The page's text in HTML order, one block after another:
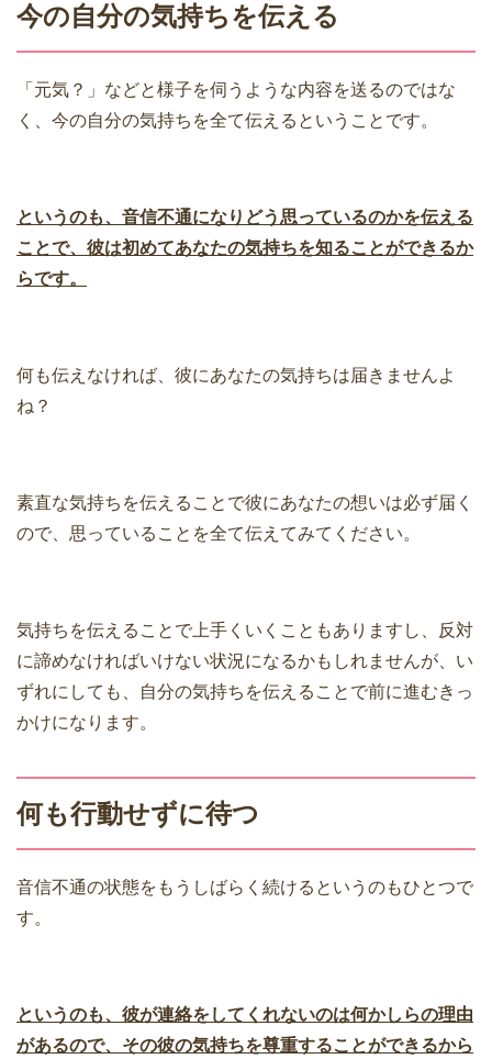
今の自分の気持ちを伝える
「元気？」などと様子を伺うような内容を送るのではな
く、今の自分の気持ちを全て伝えるということです。
というのも、音信不通になりどう思っているのかを伝える
ことで、彼は初めてあなたの気持ちを知ることができるか
らです。
何も伝えなければ、彼にあなたの気持ちは届きませんよ
ね？
素直な気持ちを伝えることで彼にあなたの想いは必ず届く
ので、思っていることを全て伝えてみてください。
気持ちを伝えることで上手くいくこともありますし、反対
に諦めなければいけない状況になるかもしれませんが、い
ずれにしても、自分の気持ちを伝えることで前に進むきっ
かけになります。
何も行動せずに待つ
音信不通の状態をもうしばらく続けるというのもひとつで
す。
というのも、彼が連絡をしてくれないのは何かしらの理由
があるので、その彼の気持ちを尊重することができるから